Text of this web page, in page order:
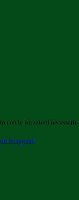
con le istruzioni necessarie.
Spaggiari